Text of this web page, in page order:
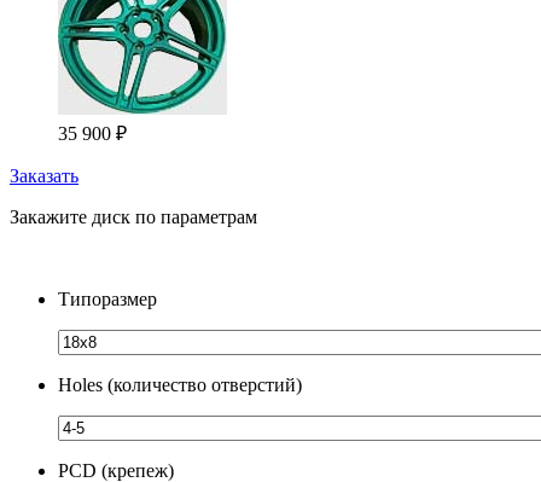
35 900 ₽
Заказать
Закажите диск по параметрам
Типоразмер
Holes (количество отверстий)
PCD (крепеж)